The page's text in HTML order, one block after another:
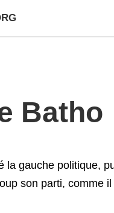
Batho
la gauche politique,
son parti, comme